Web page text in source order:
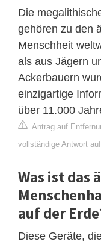
Die
gehören zu den
Menschheit
als aus Jägern
Ackerbauern
einzigartige
über 11.000
Antrag auf
vollständige Antwort
Was ist das
auf der
Diese Geräte,